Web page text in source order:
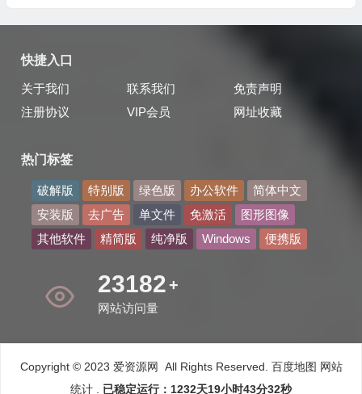
快捷入口
关于我们 联系我们
免责声明
注册协议
VIP会员 网址收藏
热门标签
破解版 特别版 绿色版 办公软件
简体中文
安装版
去广告 单文件 免激活
图形图像
其他软件
精简版 纯净版 Windows 便携版
30521 +
网站访问量
Copyright © 2023 爱资源网 All Rights Reserved. 百度地图 网站
统计
已稳定运行：1232天19小时43分33秒